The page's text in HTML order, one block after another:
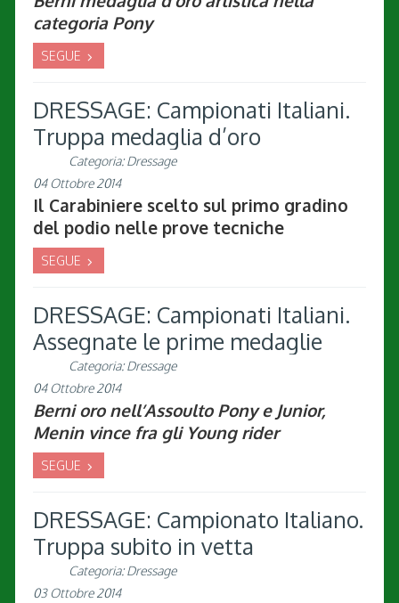
categoria Pony
SEGUE
DRESSAGE: Campionati Italiani.
Truppa medaglia d’oro
Categoria:Dressage
04 Ottobre 2014
Il Carabiniere scelto sul primo gradino
del podio nelle prove tecniche
SEGUE
DRESSAGE: Campionati Italiani.
Assegnate le prime medaglie
Categoria:Dressage
04 Ottobre 2014
Berni oro nell’Assoulto Pony e Junior,
Menin vince fra gli Young rider
SEGUE
DRESSAGE: Campionato Italiano.
Truppa subito in vetta
Categoria:Dressage
03 Ottobre 2014